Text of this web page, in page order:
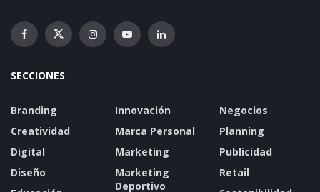
SECCIONES
Branding
Creatividad
Digital
Diseño
Innovación
Marca Personal
Marketing
Marketing
Deportivo
Negocios
Planning
Publicidad
Retail